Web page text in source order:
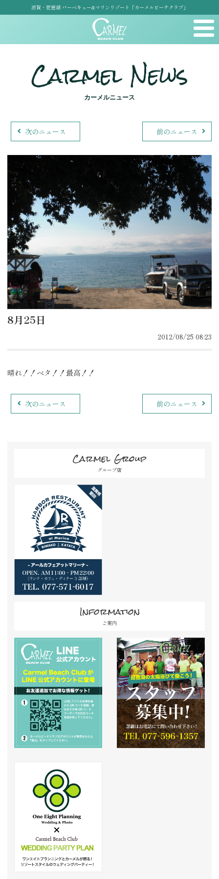
滋賀・琵琶湖 バーベキュー&マリンリゾート「カーメルビーチクラブ」
Carmel News
カーメルニュース
次のニュース 前のニュース
8月25日
2012/08/25 08:23
晴れ！！ベタ！！最高！！
次のニュース 前のニュース
Carmel Group
グループ店
Information
ご案内